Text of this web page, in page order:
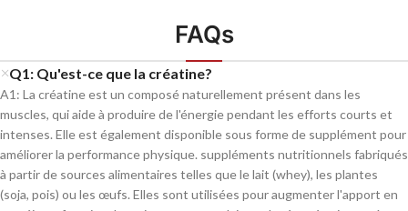
FAQs
Q1: Qu'est-ce que la créatine?
A1: La créatine est un composé naturellement présent dans les
muscles, qui aide à produire de l'énergie pendant les efforts courts et
intenses. Elle est également disponible sous forme de supplément pour
améliorer la performance physique. suppléments nutritionnels fabriqués
à partir de sources alimentaires telles que le lait (whey), les plantes
(soja, pois) ou les œufs. Elles sont utilisées pour augmenter l'apport en